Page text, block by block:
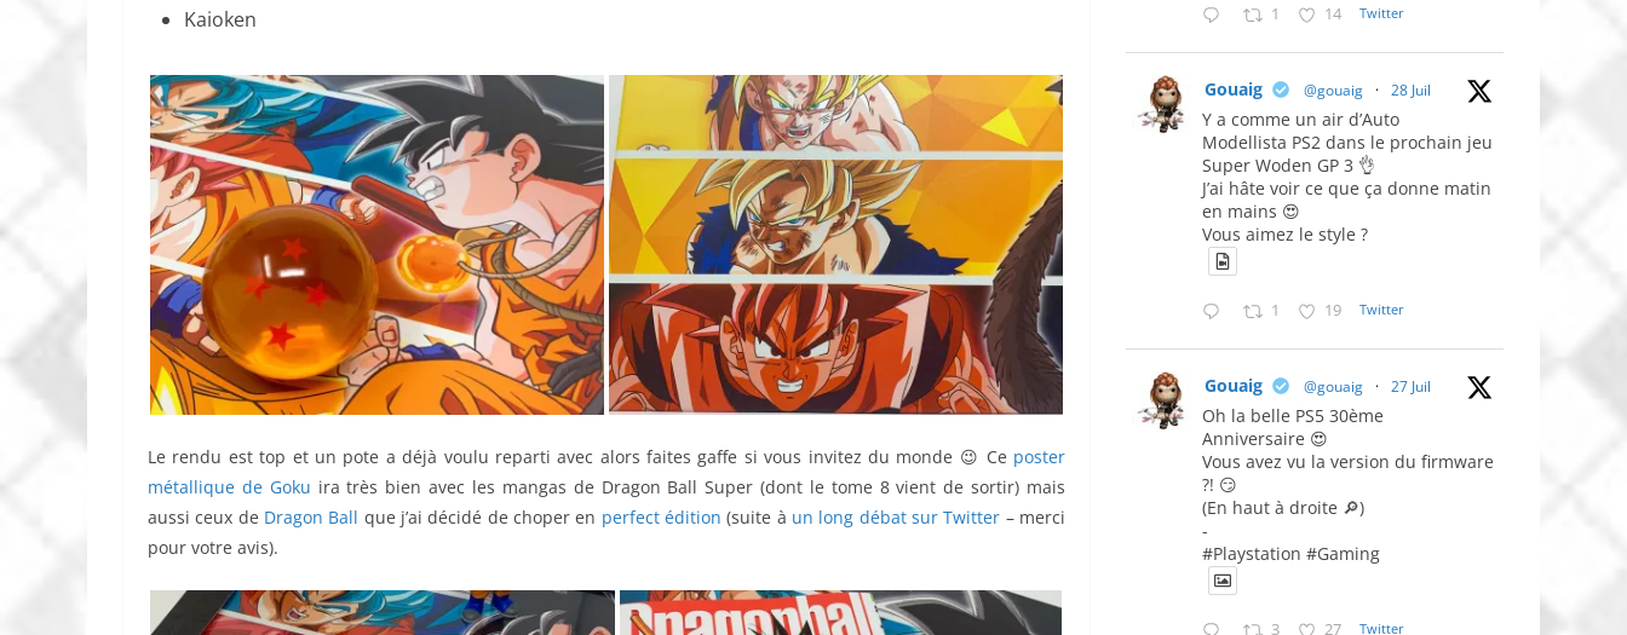
Kaioken
Le rendu est top et un pote a déjà voulu reparti avec alors faites gaffe si vous invitez du monde 😉 Ce poster
métallique de Goku ira très bien avec les mangas de Dragon Ball Super (dont le tome 8 vient de sortir) mais
aussi ceux de Dragon Ball que j’ai décidé de choper en perfect édition (suite à un long débat sur Twitter – merci
pour votre avis).
1 14 Twitter
Gouaig @gouaig · 28 Juil
Y a comme un air d’Auto
Modellista PS2 dans le prochain jeu
Super Woden GP 3 👌
J’ai hâte voir ce que ça donne matin
en mains 😍
Vous aimez le style ?
1 19 Twitter
Gouaig @gouaig · 27 Juil
Oh la belle PS5 30ème
Anniversaire 😍
Vous avez vu la version du firmware
?! 😏
(En haut à droite 🔎)
-
#Playstation #Gaming
3 27 Twitter